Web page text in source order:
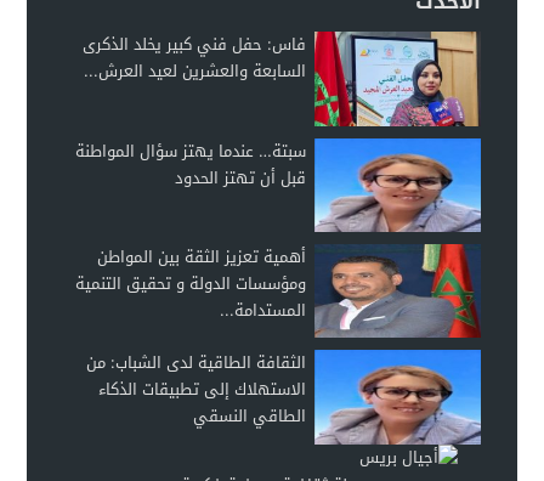
فاس: حفل فني كبير يخلد الذكرى
السابعة والعشرين لعيد العرش...
سبتة… عندما يهتز سؤال المواطنة
قبل أن تهتز الحدود
أهمية تعزيز الثقة بين المواطن
ومؤسسات الدولة و تحقيق التنمية
المستدامة...
الثقافة الطاقية لدى الشباب: من
الاستهلاك إلى تطبيقات الذكاء
الطاقي النسقي